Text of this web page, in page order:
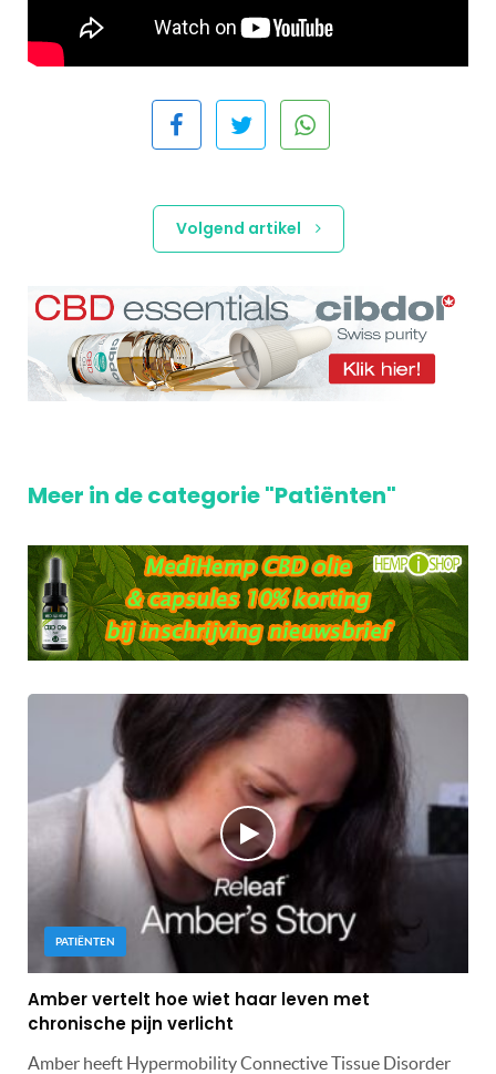
Volgend artikel
Meer in de categorie "Patiënten"
PATIËNTEN
Amber vertelt hoe wiet haar leven met
chronische pijn verlicht
Amber heeft Hypermobility Connective Tissue Disorder